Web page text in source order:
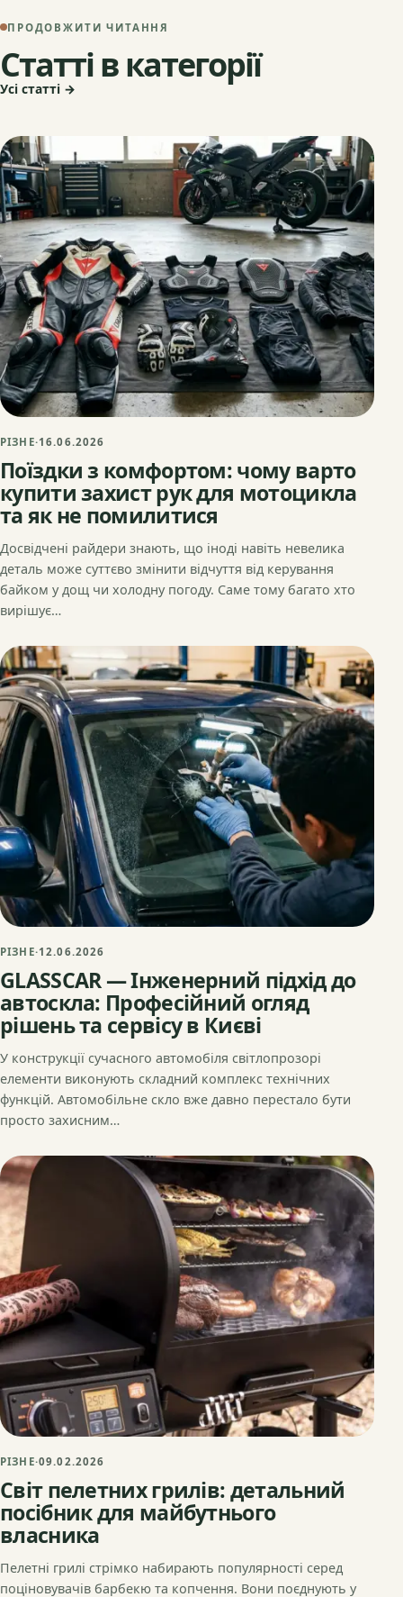
ПРОДОВЖИТИ ЧИТАННЯ
Статті в категорії
Усі статті →
РІЗНЕ·16.06.2026
Поїздки з комфортом: чому варто
купити захист рук для мотоцикла
та як не помилитися
Досвідчені райдери знають, що іноді навіть невелика
деталь може суттєво змінити відчуття від керування
байком у дощ чи холодну погоду. Саме тому багато хто
вирішує…
РІЗНЕ·12.06.2026
GLASSCAR — Інженерний підхід до
автоскла: Професійний огляд
рішень та сервісу в Києві
У конструкції сучасного автомобіля світлопрозорі
елементи виконують складний комплекс технічних
функцій. Автомобільне скло вже давно перестало бути
просто захисним…
РІЗНЕ·09.02.2026
Світ пелетних грилів: детальний
посібник для майбутнього
власника
Пелетні грилі стрімко набирають популярності серед
поціновувачів барбекю та копчення. Вони поєднують у